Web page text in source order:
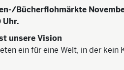
Bücherflohmärkte
Uhr.
unsere Vision
ein für eine Welt, in der kein